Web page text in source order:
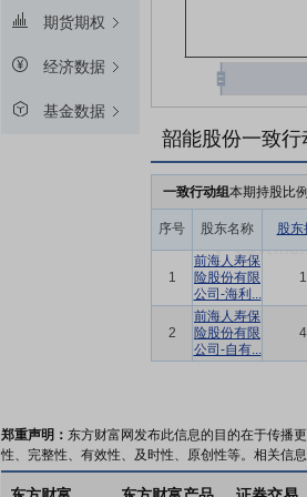
期货期权
经济数据
基金数据
韶能股份一致行
一致行动组本期持股比
序号 股东名称 股东
1
前海人寿保
险股份有限
公司-海利...
1
2
前海人寿保
险股份有限
公司-自有...
4
郑重声明： 东方财富网发布此信息的目的在于传播
性、完整性、有效性、及时性、原创性等。相关信